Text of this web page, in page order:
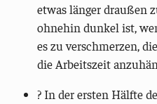
etwas länger draußen
ohnehin dunkel ist,
es zu verschmerzen,
die Arbeitszeit
? In der ersten Hälfte